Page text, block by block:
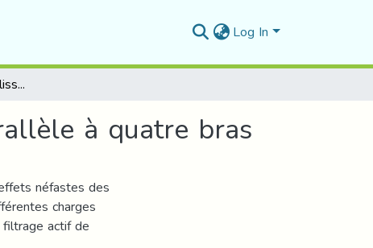
Log In
Commande par mode glissant d’un filtre actif parallèle à quatre bras
à quatre bras
néfastes des
charges
actif de